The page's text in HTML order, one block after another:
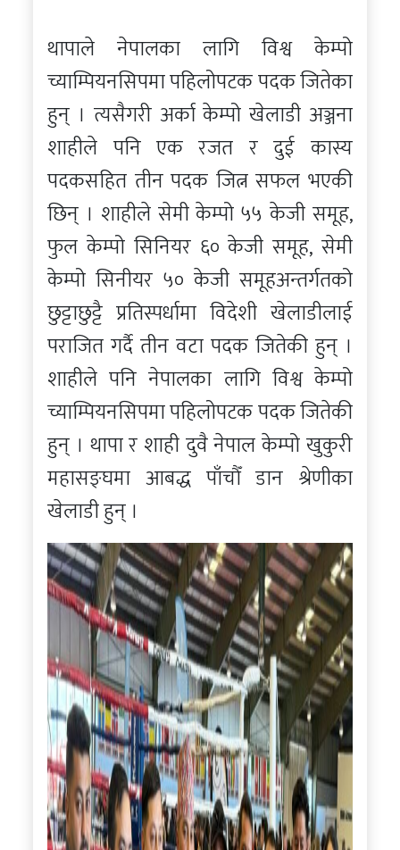
थापाले नेपालका लागि विश्व केम्पो
च्याम्पियनसिपमा पहिलोपटक पदक जितेका
हुन् । त्यसैगरी अर्का केम्पो खेलाडी अञ्जना
शाहीले पनि एक रजत र दुई कास्य
पदकसहित तीन पदक जित्न सफल भएकी
छिन् । शाहीले सेमी केम्पो ५५ केजी समूह,
फुल केम्पो सिनियर ६० केजी समूह, सेमी
केम्पो सिनीयर ५० केजी समूहअन्तर्गतको
छुट्टाछुट्टै प्रतिस्पर्धामा विदेशी खेलाडीलाई
पराजित गर्दै तीन वटा पदक जितेकी हुन् ।
शाहीले पनि नेपालका लागि विश्व केम्पो
च्याम्पियनसिपमा पहिलोपटक पदक जितेकी
हुन् । थापा र शाही दुवै नेपाल केम्पो खुकुरी
महासङ्घमा आबद्ध पाँचौँ डान श्रेणीका
खेलाडी हुन् ।